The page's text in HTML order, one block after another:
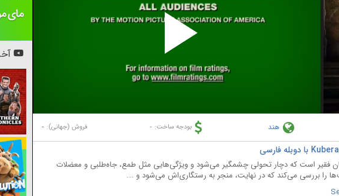
Play
هند بودجه ساخت: - فروش (جهانی): -
فقیر است که دچار تحولی چشمگیر می‌شود و ویژگی‌هایی مثل طمع، جاه‌طلبی و معضلات
را بررسی می‌کند که در نهایت، منجر به رستگاری‌اش می‌شود و ...